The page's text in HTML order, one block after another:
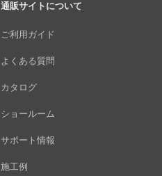
通販サイトについて
ご利用ガイド
よくある質問
カタログ
ショールーム
サポート情報
施工例